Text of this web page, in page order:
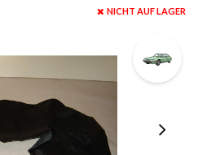
NICHT AUF LAGER